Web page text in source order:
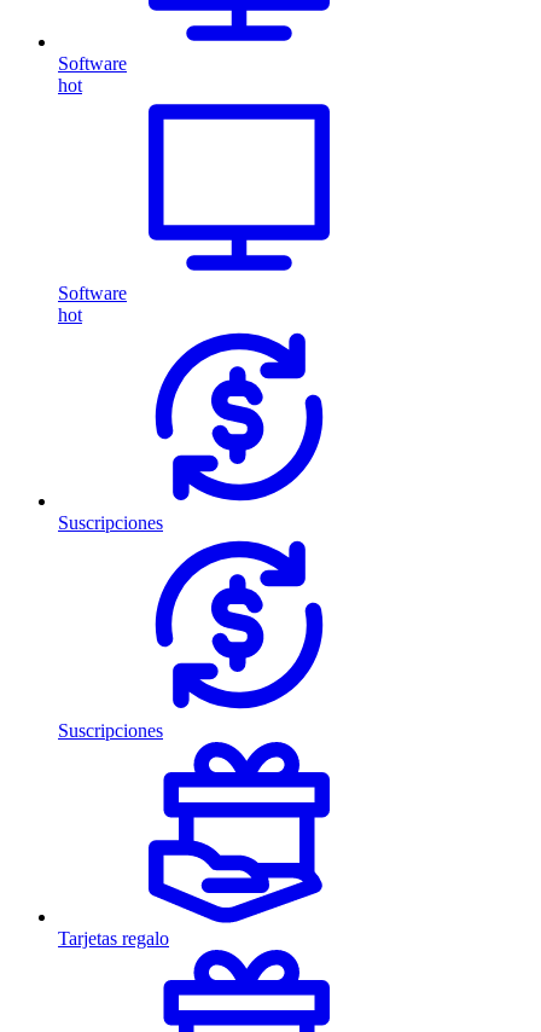
Software
hot
Software
hot
Suscripciones
Suscripciones
Tarjetas regalo